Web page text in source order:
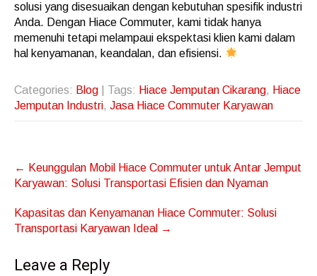
solusi yang disesuaikan dengan kebutuhan spesifik industri
Anda. Dengan Hiace Commuter, kami tidak hanya
memenuhi tetapi melampaui ekspektasi klien kami dalam
hal kenyamanan, keandalan, dan efisiensi.
Categories: Blog | Tags: Hiace Jemputan Cikarang, Hiace
Jemputan Industri, Jasa Hiace Commuter Karyawan
Post
navigation
← Keunggulan Mobil Hiace Commuter untuk Antar Jemput
Karyawan: Solusi Transportasi Efisien dan Nyaman
Kapasitas dan Kenyamanan Hiace Commuter: Solusi
Transportasi Karyawan Ideal →
Leave a Reply